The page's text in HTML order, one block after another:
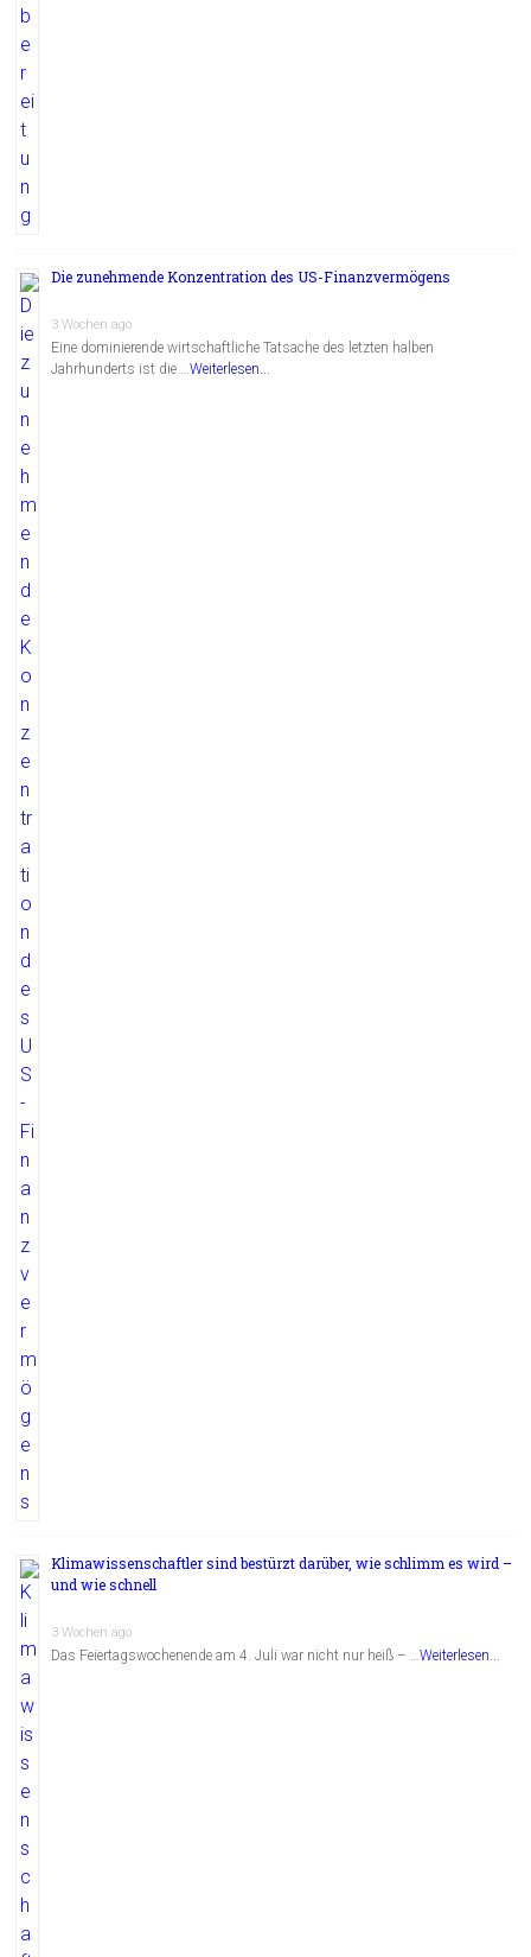
Die zunehmende Konzentration des US-Finanzvermögens
3 Wochen ago
Eine dominierende wirtschaftliche Tatsache des letzten halben
Jahrhunderts ist die …Weiterlesen...
Klimawissenschaftler sind bestürzt darüber, wie schlimm es wird –
und wie schnell
3 Wochen ago
Das Feiertagswochenende am 4. Juli war nicht nur heiß – …Weiterlesen...